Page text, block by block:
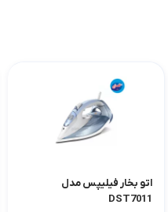
اتو بخار فیلیپس مدل
DST7011